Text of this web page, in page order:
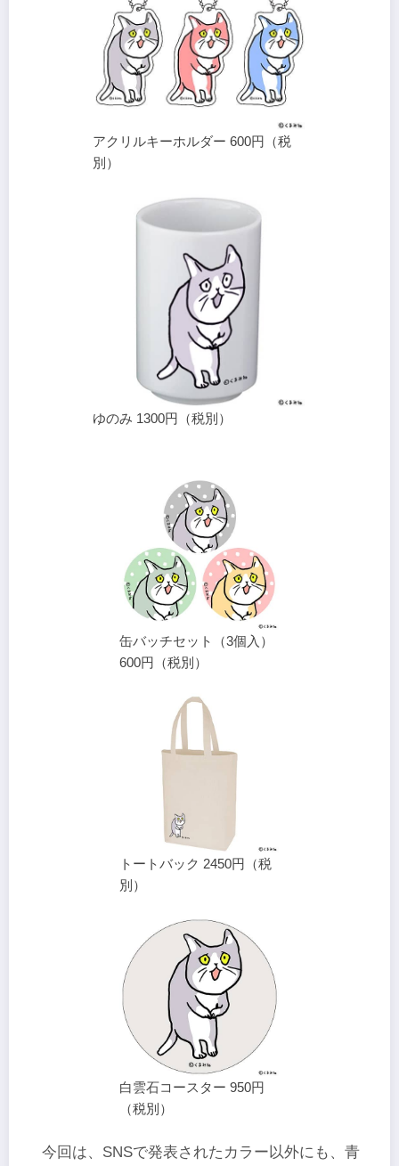
アクリルキーホルダー 600円（税
別）
ゆのみ 1300円（税別）
缶バッチセット（3個入）
600円（税別）
トートバック 2450円（税
別）
白雲石コースター 950円
（税別）
今回は、SNSで発表されたカラー以外にも、青